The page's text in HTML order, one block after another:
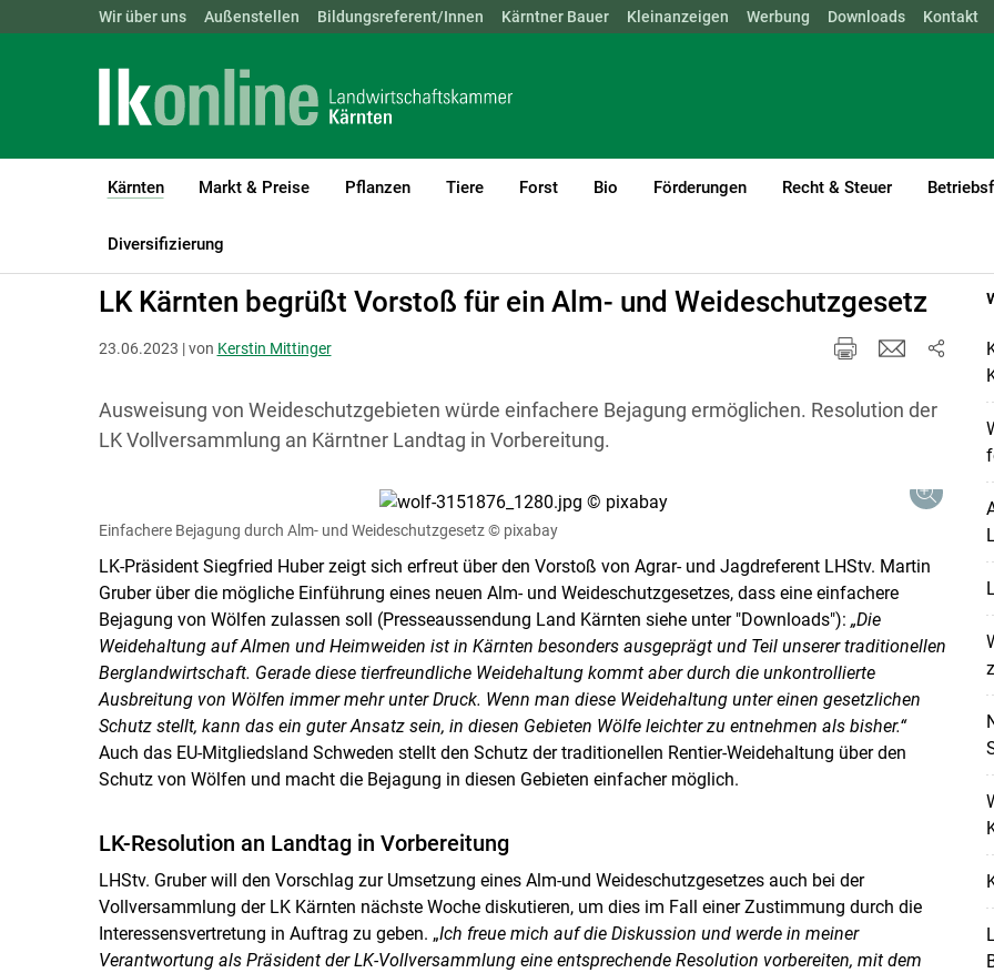
Skip to main content
Landwirtschaftskammern: ÖSTERREICH BGLD KTN NÖ OÖ SBG STMK TIROL VBG WIEN
Wir über uns Außenstellen Bildungsreferent/Innen Kärntner Bauer Kleinanzeigen Werbung Downloads Kontakt
Kärnten
(current)1
Markt & Preise Pflanzen Tiere Forst Bio Förderungen Recht & Steuer
Diversifizierung
LK Kärnten Kärnten
LK Kärnten begrüßt Vorstoß für ein Alm- und Weideschutzgesetz
23.06.2023 | von Kerstin Mittinger
Ausweisung von Weideschutzgebieten würde einfachere Bejagung ermöglichen. Resolution der
LK Vollversammlung an Kärntner Landtag in Vorbereitung.
Einfachere Bejagung durch Alm- und Weideschutzgesetz © pixabay
LK-Präsident Siegfried Huber zeigt sich erfreut über den Vorstoß von Agrar- und Jagdreferent LHStv. Martin
Gruber über die mögliche Einführung eines neuen Alm- und Weideschutzgesetzes, dass eine einfachere
Bejagung von Wölfen zulassen soll (Presseaussendung Land Kärnten siehe unter "Downloads"): „Die
Weidehaltung auf Almen und Heimweiden ist in Kärnten besonders ausgeprägt und Teil unserer traditionellen
Berglandwirtschaft. Gerade diese tierfreundliche Weidehaltung kommt aber durch die unkontrollierte
Ausbreitung von Wölfen immer mehr unter Druck. Wenn man diese Weidehaltung unter einen gesetzlichen
Schutz stellt, kann das ein guter Ansatz sein, in diesen Gebieten Wölfe leichter zu entnehmen als bisher.“
Auch das EU-Mitgliedsland Schweden stellt den Schutz der traditionellen Rentier-Weidehaltung über den
Schutz von Wölfen und macht die Bejagung in diesen Gebieten einfacher möglich.
LK-Resolution an Landtag in Vorbereitung
LHStv. Gruber will den Vorschlag zur Umsetzung eines Alm-und Weideschutzgesetzes auch bei der
Vollversammlung der LK Kärnten nächste Woche diskutieren, um dies im Fall einer Zustimmung durch die
Interessensvertretung in Auftrag zu geben. „Ich freue mich auf die Diskussion und werde in meiner
Verantwortung als Präsident der LK-Vollversammlung eine entsprechende Resolution vorbereiten, mit dem